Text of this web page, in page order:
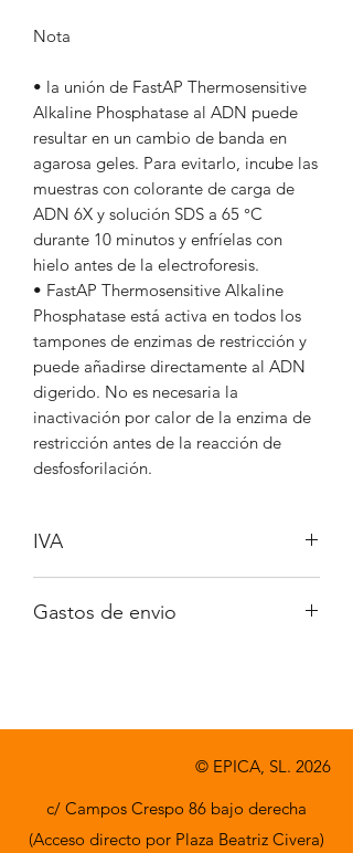
Nota
• la unión de FastAP Thermosensitive
Alkaline Phosphatase al ADN puede
resultar en un cambio de banda en
agarosa geles. Para evitarlo, incube las
muestras con colorante de carga de
ADN 6X y solución SDS a 65 °C
durante 10 minutos y enfríelas con
hielo antes de la electroforesis.
• FastAP Thermosensitive Alkaline
Phosphatase está activa en todos los
tampones de enzimas de restricción y
puede añadirse directamente al ADN
digerido. No es necesaria la
inactivación por calor de la enzima de
restricción antes de la reacción de
desfosforilación.
IVA
Gastos de envio
© EPICA, SL. 2026
c/ Campos Crespo 86 bajo derecha
(Acceso directo por Plaza Beatriz Civera)